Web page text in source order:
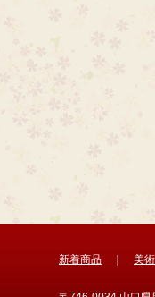
新着商品 美